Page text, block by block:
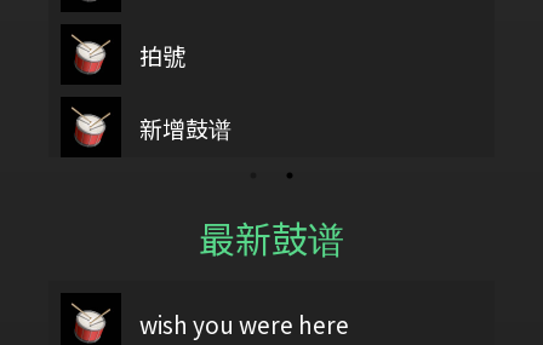
拍號
新增鼓谱
最新鼓谱
wish you were here